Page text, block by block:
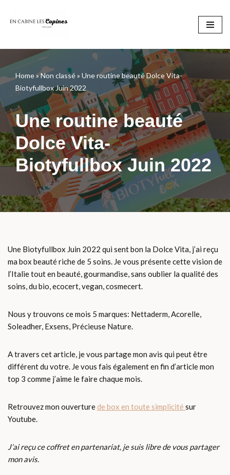
Home»Non classé» Une routine beauté Dolce Vita-
Biotyfullbox Juin 2022
Une routine beauté
Dolce Vita-
Biotyfullbox Juin 2022
Une Biotyfullbox Juin 2022 qui sent bon la Dolce Vita, j’ai reçu
ma box beauté riche de 5 soins. Je vous présente cette vision de
l’Italie tout en beauté, gourmandise, sans oublier la qualité des
soins, du bio, ecocert, vegan, cosmecert.
Nous y trouvons ce mois 5 marques: Nettaderm, Acorelle,
Soleadher, Exsens, Précieuse Nature.
A travers cet article, je vous partage mon avis qui peut être
différent du votre. Je vous fais également en fin d’article mon
top 3 comme j’aime le faire chaque mois.
Retrouvez mon ouverturede box en toute simplicité sur
Youtube.
J’ai reçu ce coffret en partenariat, je suis libre de vous partager
mon avis.